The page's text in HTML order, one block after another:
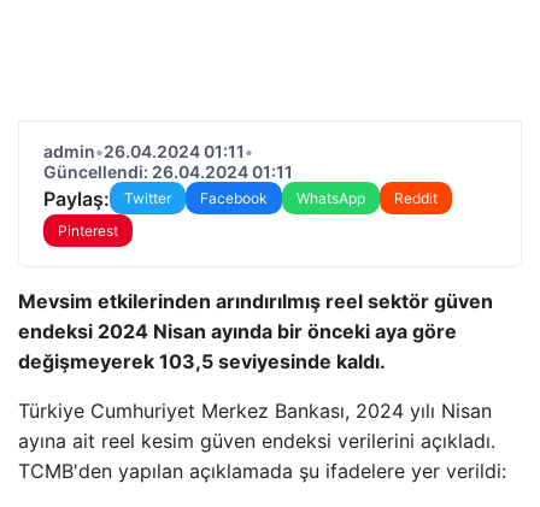
admin•26.04.2024 01:11•
Güncellendi: 26.04.2024 01:11
Paylaş: Twitter Facebook WhatsApp
Reddit
Pinterest
Mevsim etkilerinden arındırılmış reel sektör güven
endeksi 2024 Nisan ayında bir önceki aya göre
değişmeyerek 103,5 seviyesinde kaldı.
Türkiye Cumhuriyet Merkez Bankası, 2024 yılı Nisan
ayına ait reel kesim güven endeksi verilerini açıkladı.
TCMB'den yapılan açıklamada şu ifadelere yer verildi: